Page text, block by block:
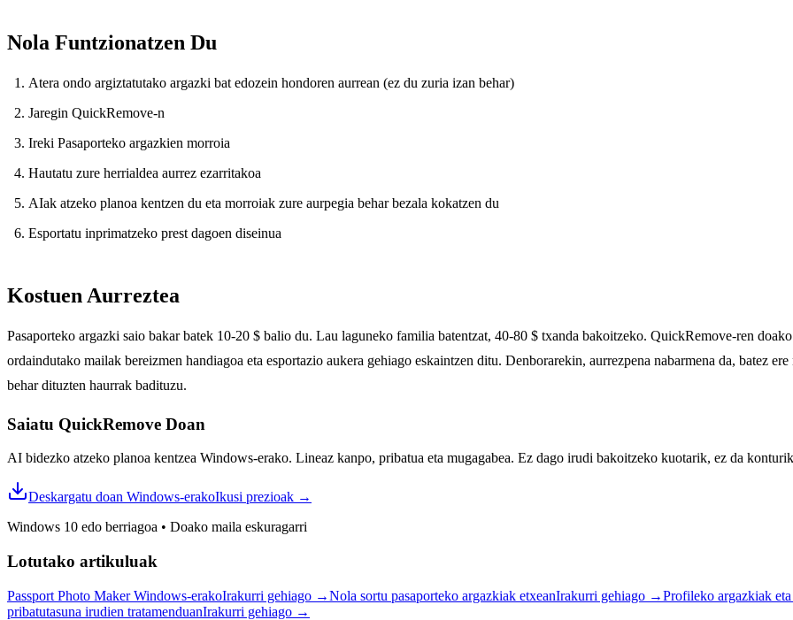
Nola Funtzionatzen Du
Atera ondo argiztatutako argazki bat edozein hondoren aurrean (ez du zuria izan behar)
Jaregin QuickRemove-n
Ireki Pasaporteko argazkien morroia
Hautatu zure herrialdea aurrez ezarritakoa
AIak atzeko planoa kentzen du eta morroiak zure aurpegia behar bezala kokatzen du
Esportatu inprimatzeko prest dagoen diseinua
Kostuen Aurreztea
Pasaporteko argazki saio bakar batek 10-20 $ balio du. Lau laguneko familia batentzat, 40-80 $ txanda bakoitzeko. QuickRemove-ren
ordaindutako mailak bereizmen handiagoa eta esportazio aukera gehiago eskaintzen ditu. Denborarekin, aurrezpena nabarmena da, batez
behar dituzten haurrak badituzu.
Saiatu QuickRemove Doan
AI bidezko atzeko planoa kentzea Windows-erako. Lineaz kanpo, pribatua eta mugagabea. Ez dago irudi bakoitzeko kuotarik, ez da
Deskargatu doan Windows-erakoIkusi prezioak →
Windows 10 edo berriagoa • Doako maila eskuragarri
Lotutako artikuluak
Passport Photo Maker Windows-erakoIrakurri gehiago →Nola sortu pasaporteko argazkiak etxeanIrakurri gehiago →Profileko argazkiak
pribatutasuna irudien tratamenduanIrakurri gehiago →